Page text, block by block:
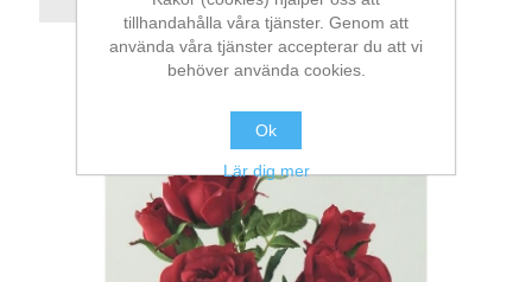
tillhandahålla våra tjänster. Genom att
använda våra tjänster accepterar du att vi
behöver använda cookies.
Ok
Lär dig mer